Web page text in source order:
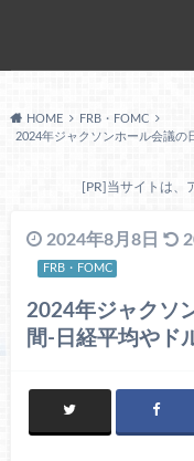
HOME
FRB・FOMC
2024年ジャクソンホール会議の
[PR]当サイトは、
2024年8月8日
FRB・FOMC
2024年ジャクソ
間-日経平均やド